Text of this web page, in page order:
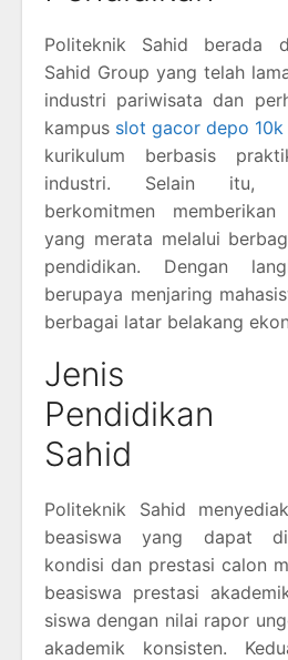
Politeknik Sahid berada
Sahid Group yang telah
industri pariwisata dan
kampus slot gacor depo 10k
kurikulum berbasis
industri. Selain itu,
berkomitmen
yang merata melalui
pendidikan. Dengan
berupaya menjaring
berbagai latar belakang
Jenis
Pendidikan
Sahid
Politeknik Sahid
beasiswa yang dapat
kondisi dan prestasi calon
beasiswa prestasi
siswa dengan nilai rapor
akademik konsisten.